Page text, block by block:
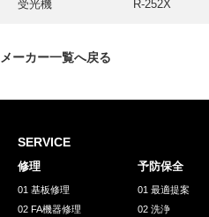
受光機 R-252X
メーカー一覧へ戻る
SERVICE
修理
01 基板修理
02 FA機器修理
予防保全
01 最適提案
02 洗浄